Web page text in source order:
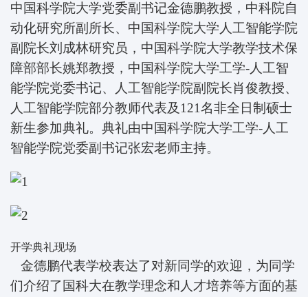
中国科学院大学党委副书记金德鹏教授，中科院自
动化研究所副所长、中国科学院大学人工智能学院
副院长刘成林研究员，中国科学院大学教学技术保
障部部长姚郑教授，中国科学院大学工学-人工智
能学院党委书记、人工智能学院副院长肖俊教授、
人工智能学院部分教师代表及121名非全日制硕士
新生参加典礼。典礼由中国科学院大学工学-人工
智能学院党委副书记张宏老师主持。
开学典礼现场
金德鹏代表学校表达了对新同学的欢迎，为同学
们介绍了国科大在教学理念和人才培养等方面的基